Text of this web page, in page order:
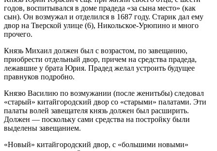
годов, воспитывался в доме прадеда «за сына место» (как
сын). Он возмужал и отделился в 1687 году. Старик дал ему
двор на Тверской улице (6), Никольское-Урюпино и много
прочего.
Князь Михаил должен был с возрастом, по завещанию,
приобрести отдельный двор, причем на средства прадеда,
лежавшие у брата Юрия. Прадед желал устроить будущее
правнуков подробно.
Князю Василию по возмужании (после женитьбы) следовал
«старый» китайгородский двор со «старыми» палатами. Эти
палаты волей завещателя князь должен был расширить.
Должен — поскольку сами средства на постройку были
выделены завещанием.
«Новый» китайгородский двор, с «большими новыми»